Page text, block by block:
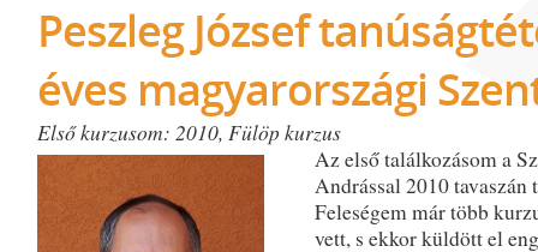
Peszleg József
éves magyarországi
Első kurzusom: 2010, Fülöp kurzus
Az első találkozásom a
Andrással 2010 tavaszán
Feleségem már több
vett, s ekkor küldött el